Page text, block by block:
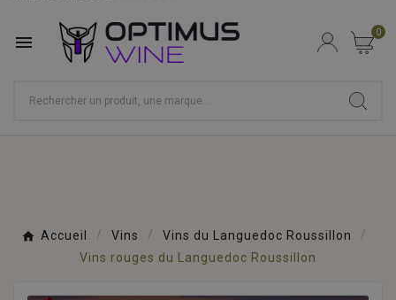
 0
Accueil Vins
Vins du Languedoc Roussillon
Vins rouges du Languedoc Roussillon